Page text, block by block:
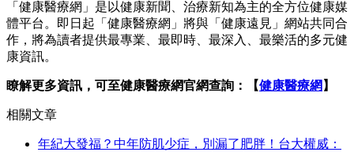
「健康醫療網」是以健康新聞、治療新知為主的全方位健康媒
體平台。即日起「健康醫療網」將與「健康遠見」網站共同合
作，將為讀者提供最專業、最即時、最深入、最樂活的多元健
康資訊。
瞭解更多資訊，可至健康醫療網官網查詢：【健康醫療網 】
相關文章
年紀大發福？中年防肌少症，別漏了肥胖！台大權威：